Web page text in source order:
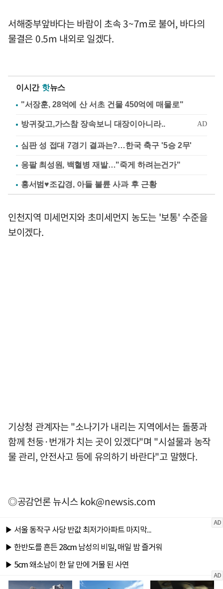
서해중부앞바다는 바람이 초속 3~7m로 불어, 바다의
물결은 0.5m 내외로 일겠다.
이시간 핫뉴스
"서장훈, 28억에 산 서초 건물 450억에 매물로"
심판 성 접대 7경기 결과는?…한국 축구 '5승 2무'
응팔 최성원, 백혈병 재발…"죽게 하려는건가"
홍서범♥조갑경, 아들 불륜 사과 후 근황
인천지역 미세먼지와 초미세먼지 농도는 '보통' 수준을
보이겠다.
기상청 관계자는 "소나기가 내리는 지역에서는 돌풍과
함께 천둥·번개가 치는 곳이 있겠다"며 "시설물과 농작
물 관리, 안전사고 등에 유의하기 바란다"고 말했다.
◎공감언론 뉴시스kok@newsis.com